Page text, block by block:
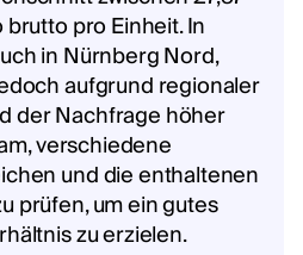
brutto pro Einheit. In
in Nürnberg Nord,
aufgrund regionaler
der Nachfrage höher
verschiedene
und die enthaltenen
prüfen, um ein gutes
zu erzielen.